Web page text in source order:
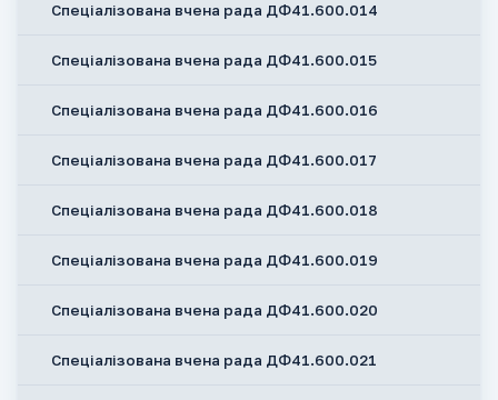
Спеціалізована вчена рада ДФ41.600.014
Спеціалізована вчена рада ДФ41.600.015
Спеціалізована вчена рада ДФ41.600.016
Спеціалізована вчена рада ДФ41.600.017
Спеціалізована вчена рада ДФ41.600.018
Спеціалізована вчена рада ДФ41.600.019
Спеціалізована вчена рада ДФ41.600.020
Спеціалізована вчена рада ДФ41.600.021